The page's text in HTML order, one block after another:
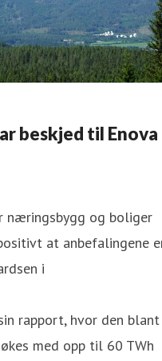
beskjed til Enova
og boliger
at anbefalingene
i
rapport, hvor den blant
med opp til 60 TWh